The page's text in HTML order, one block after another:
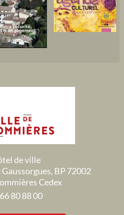
de ville
BP 72002
Cedex
80 88 00